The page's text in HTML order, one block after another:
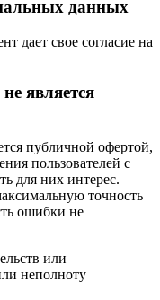
данных
дает свое согласие на
является
публичной офертой,
пользователей с
для них интерес.
точность
ошибки не
или
неполноту